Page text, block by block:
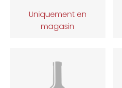
Uniquement en
magasin